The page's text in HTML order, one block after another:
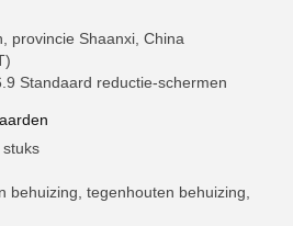
provincie Shaanxi, China
Standaard reductie-schermen
behuizing, tegenhouten behuizing,